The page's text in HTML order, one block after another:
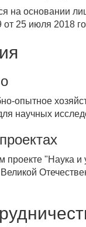
на основании
от 25 июля 2018
опытное
научных
проекте "Наука